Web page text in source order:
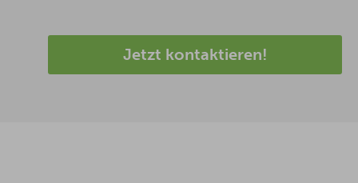
Jetzt kontaktieren!